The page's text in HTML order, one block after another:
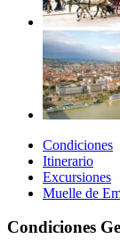
Condiciones
Itinerario
Excursiones
Muelle de
Condiciones